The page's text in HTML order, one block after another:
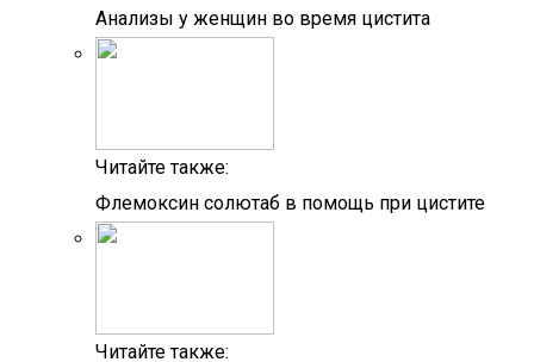
Анализы у женщин во время цистита
Читайте также:
Флемоксин солютаб в помощь при цистите
Читайте также: